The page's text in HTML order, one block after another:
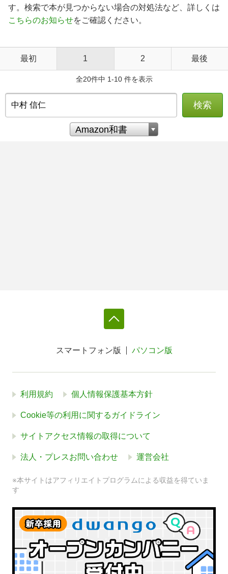
す。検索で本が見つからない場合の対処法など、詳しくは
こちらのお知らせをご確認ください。
最初 1 2 最後
全20件中 1-10 件を表示
検索
スマートフォン版 パソコン版
利用規約 個人情報保護基本方針
Cookie等の利用に関するガイドライン
サイトアクセス情報の取得について
法人・プレスお問い合わせ 運営会社
※本サイトはアフィリエイトプログラムによる収益を得ていま
す